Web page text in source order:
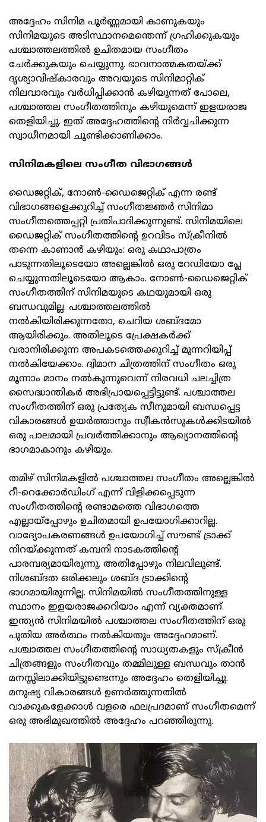
അദ്ദേഹം സിനിമ പൂർണ്ണമായി കാണുകയും
സിനിമയുടെ അടിസ്ഥാനമെന്തെന്ന് ഗ്രഹിക്കുകയും
പശ്ചാത്തലത്തിൽ ഉചിതമായ സംഗീതം
ചേർക്കുകയും ചെയ്യുന്നു. ഭാവനാത്മകതയ്ക്ക്
ദൃശ്യാവിഷ്‌കാരവും അവയുടെ സിനിമാറ്റിക്
നിലവാരവും വർധിപ്പിക്കാൻ കഴിയുന്നത് പോലെ,
പശ്ചാത്തല സംഗീതത്തിനും കഴിയുമെന്ന് ഇളയരാജ
തെളിയിച്ചു. ഇത് അദ്ദേഹത്തിന്റെ നിർവ്വചിക്കുന്ന
സ്വാധീനമായി ചൂണ്ടിക്കാണിക്കാം.
സിനിമകളിലെ സംഗീത വിഭാഗങ്ങൾ
ഡൈജറ്റിക്, നോൺ-ഡൈജെറ്റിക് എന്ന രണ്ട്
വിഭാഗങ്ങളെക്കുറിച്ച് സംഗീതജ്ഞർ സിനിമാ
സംഗീതത്തെപ്പറ്റി പ്രതിപാദിക്കുന്നുണ്ട്. സിനിമയിലെ
ഡൈജറ്റിക് സംഗീതത്തിന്റെ ഉറവിടം സ്‌ക്രീനിൽ
തന്നെ കാണാൻ കഴിയും: ഒരു കഥാപാത്രം
പാടുന്നതിലൂടെയോ അല്ലെങ്കിൽ ഒരു റേഡിയോ പ്ലേ
ചെയ്യുന്നതിലൂടെയോ ആകാം. നോൺ-ഡൈജെറ്റിക്
സംഗീതത്തിന് സിനിമയുടെ കഥയുമായി ഒരു
ബന്ധവുമില്ല. പശ്ചാത്തലത്തിൽ
നൽകിയിരിക്കുന്നതോ, ചെറിയ ശബ്ദമോ
ആയിരിക്കും. അതിലൂടെ പ്രേക്ഷകർക്ക്
വരാനിരിക്കുന്ന അപകടത്തെക്കുറിച്ച് മുന്നറിയിപ്പ്
നൽകിയേക്കാം. ദ്വിമാന ചിത്രത്തിന് സംഗീതം ഒരു
മൂന്നാം മാനം നൽകുന്നുവെന്ന് നിരവധി ചലച്ചിത്ര
സൈദ്ധാന്തികർ അഭിപ്രായപ്പെട്ടിട്ടുണ്ട്. പശ്ചാത്തല
സംഗീതത്തിന് ഒരു പ്രത്യേക സീനുമായി ബന്ധപ്പെട്ട
വികാരങ്ങൾ ഉയർത്താനും സ്വീകൻസുകൾക്കിടയിൽ
ഒരു പാലമായി പ്രവർത്തിക്കാനും ആഖ്യാനത്തിന്റെ
ഭാഗമാകാനും കഴിയും.
തമിഴ് സിനിമകളിൽ പശ്ചാത്തല സംഗീതം അല്ലെങ്കിൽ
റീ-റെക്കോർഡിംഗ് എന്ന് വിളിക്കപ്പെടുന്ന
സംഗീതത്തിന്റെ രണ്ടാമത്തെ വിഭാഗത്തെ
എല്ലായ്പ്പോഴും ഉചിതമായി ഉപയോഗിക്കാറില്ല.
വാദ്യോപകരണങ്ങൾ ഉപയോഗിച്ച് സൗണ്ട് ട്രാക്ക്
നിറയ്ക്കുന്നത് കമ്പനി നാടകത്തിന്റെ
പാരമ്പര്യമായിരുന്നു. അതിപ്പോഴും നിലവിലുണ്ട്.
നിശബ്ദത ഒരിക്കലും ശബ്ദ ട്രാക്കിന്റെ
ഭാഗമായിരുന്നില്ല. സിനിമയിൽ സംഗീതത്തിനുള്ള
സ്ഥാനം ഇളയരാജക്കറിയാം എന്ന് വ്യക്തമാണ്.
ഇന്ത്യൻ സിനിമയിൽ പശ്ചാത്തല സംഗീതത്തിന് ഒരു
പുതിയ അർത്ഥം നൽകിയതും അദ്ദേഹമാണ്.
പശ്ചാത്തല സംഗീതത്തിന്റെ സാധ്യതകളും സ്‌ക്രീൻ
ചിത്രങ്ങളും സംഗീതവും തമ്മിലുള്ള ബന്ധവും താൻ
മനസ്സിലാക്കിയിട്ടുണ്ടെന്നും അദ്ദേഹം തെളിയിച്ചു.
മനുഷ്യ വികാരങ്ങൾ ഉണർത്തുന്നതിൽ
വാക്കുകളേക്കാൾ വളരെ ഫലപ്രദമാണ് സംഗീതമെന്ന്
ഒരു അഭിമുഖത്തിൽ അദ്ദേഹം പറഞ്ഞിരുന്നു.